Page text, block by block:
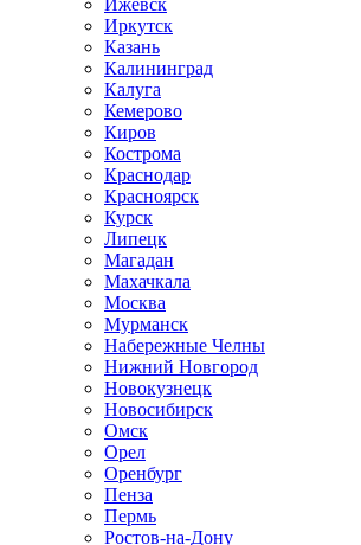
Ижевск
Иркутск
Казань
Калининград
Калуга
Кемерово
Киров
Кострома
Краснодар
Красноярск
Курск
Липецк
Магадан
Махачкала
Москва
Мурманск
Набережные Челны
Нижний Новгород
Новокузнецк
Новосибирск
Омск
Орел
Оренбург
Пенза
Пермь
Ростов-на-Дону